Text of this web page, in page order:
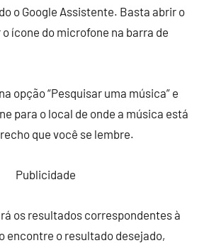
o Google Assistente. Basta abrir o
ícone do microfone na barra de
opção “Pesquisar uma música” e
para o local de onde a música está
que você se lembre.
Publicidade
os resultados correspondentes à
encontre o resultado desejado,